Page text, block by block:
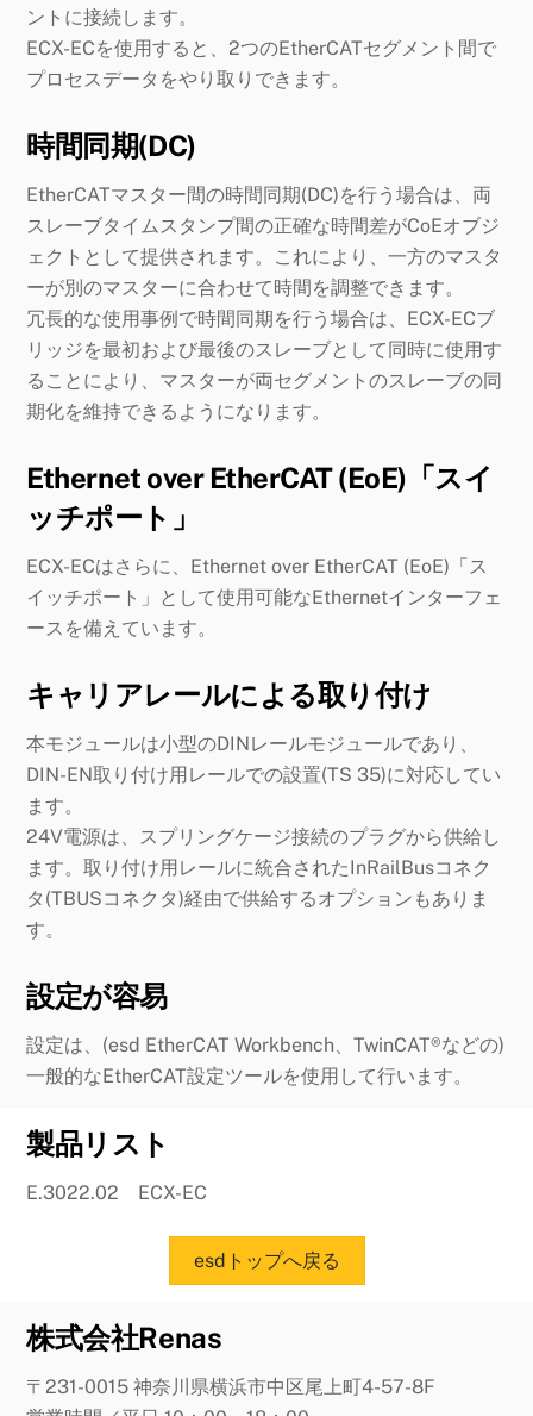
ントに接続します。
ECX-ECを使用すると、2つのEtherCATセグメント間で
プロセスデータをやり取りできます。
時間同期(DC)
EtherCATマスター間の時間同期(DC)を行う場合は、両
スレーブタイムスタンプ間の正確な時間差がCoEオブジ
ェクトとして提供されます。これにより、一方のマスタ
ーが別のマスターに合わせて時間を調整できます。
冗長的な使用事例で時間同期を行う場合は、ECX-ECブ
リッジを最初および最後のスレーブとして同時に使用す
ることにより、マスターが両セグメントのスレーブの同
期化を維持できるようになります。
Ethernet over EtherCAT (EoE)「スイ
ッチポート」
ECX-ECはさらに、Ethernet over EtherCAT (EoE)「ス
イッチポート」として使用可能なEthernetインターフェ
ースを備えています。
キャリアレールによる取り付け
本モジュールは小型のDINレールモジュールであり、
DIN-EN取り付け用レールでの設置(TS 35)に対応してい
ます。
24V電源は、スプリングケージ接続のプラグから供給し
ます。取り付け用レールに統合されたInRailBusコネク
タ(TBUSコネクタ)経由で供給するオプションもありま
す。
設定が容易
設定は、(esd EtherCAT Workbench、TwinCAT®などの)
一般的なEtherCAT設定ツールを使用して行います。
製品リスト
E.3022.02 ECX-EC
esdトップへ戻る
株式会社Renas
〒231-0015 神奈川県横浜市中区尾上町4-57-8F